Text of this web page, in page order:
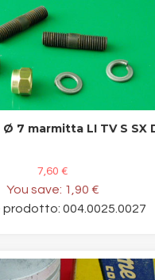
7 marmitta LI TV S SX
7,60 €
You save: 1,90 €
prodotto: 004.0025.0027